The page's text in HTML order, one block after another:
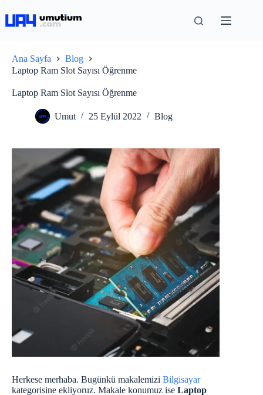
Ana Sayfa
Blog
Laptop Ram Slot Sayısı Öğrenme
Laptop Ram Slot Sayısı Öğrenme
Umut 25 Eylül 2022 Blog
Herkese merhaba. Bugünkü makalemizi Bilgisayar
kategorisine ekliyoruz. Makale konumuz ise Laptop